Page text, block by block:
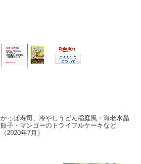
かっぱ寿司、冷やしうどん稲庭風・海老水晶
餃子・マンゴーのトライフルケーキなど
（2020年7月）